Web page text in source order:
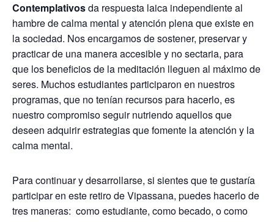
Contemplativosda respuesta laica independiente al
hambre de calma mental y atención plena que existe en
la sociedad. Nos encargamos de sostener, preservar y
practicar de una manera accesible y no sectaria, para
que los beneficios de la meditación lleguen al máximo de
seres. Muchos estudiantes participaron en nuestros
programas, que no tenían recursos para hacerlo, es
nuestro compromiso seguir nutriendo aquellos que
deseen adquirir estrategias que fomente la atención y la
calma mental.
Para continuar y desarrollarse, si sientes que te gustaría
participar en este retiro de Vipassana, puedes hacerlo de
tres maneras: como estudiante, como becado, o como